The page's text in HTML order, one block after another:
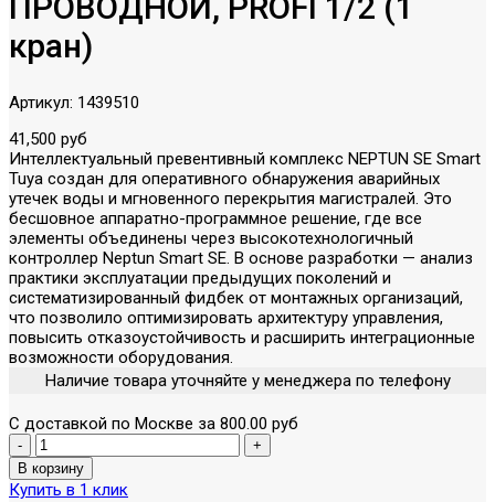
кран)
Артикул: 1439510
41,500 руб
Интеллектуальный превентивный комплекс NEPTUN SE Smart
Tuya создан для оперативного обнаружения аварийных
утечек воды и мгновенного перекрытия магистралей. Это
бесшовное аппаратно-программное решение, где все
элементы объединены через высокотехнологичный
контроллер Neptun Smart SE. В основе разработки — анализ
практики эксплуатации предыдущих поколений и
систематизированный фидбек от монтажных организаций,
что позволило оптимизировать архитектуру управления,
повысить отказоустойчивость и расширить интеграционные
возможности оборудования.
Наличие товара уточняйте у менеджера по телефону
С доставкой по Москве за 800.00 руб
Купить в 1 клик